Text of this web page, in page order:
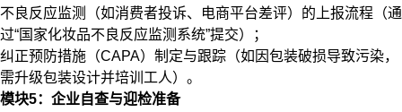
不良反应监测（如消费者投诉、电商平台差评）的上报流程（通
过“国家化妆品不良反应监测系统”提交）；
纠正预防措施（CAPA）制定与跟踪（如因包装破损导致污染，
需升级包装设计并培训工人）。
模块5：企业自查与迎检准备